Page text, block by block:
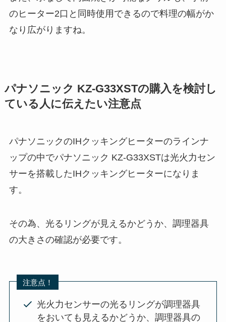
のヒーター2口と同時使用できるので料理の幅がか
なり広がりますね。
パナソニック KZ-G33XSTの購入を検討し
ている人に伝えたい注意点
パナソニックのIHクッキングヒーターのラインナ
ップの中でパナソニック KZ-G33XSTは光火力セン
サーを搭載したIHクッキングヒーターになりま
す。
その為、光るリングが見えるかどうか、調理器具
の大きさの確認が必要です。
注意点！
光火力センサーの光るリングが調理器具
をおいても見えるかどうか、調理器具の